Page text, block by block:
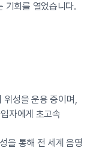
기회를 열었습니다.
성을 운용 중이며,
자에게 초고속
을 통해 전 세계 음영